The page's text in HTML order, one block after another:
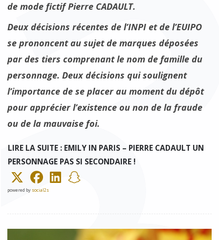
de mode fictif Pierre CADAULT.
Deux décisions récentes de l’INPI et de l’EUIPO
se prononcent au sujet de marques déposées
par des tiers comprenant le nom de famille du
personnage. Deux décisions qui soulignent
l’importance de se placer au moment du dépôt
pour apprécier l’existence ou non de la fraude
ou de la mauvaise foi.
LIRE LA SUITE : EMILY IN PARIS – PIERRE CADAULT UN
PERSONNAGE PAS SI SECONDAIRE !
powered by social2s